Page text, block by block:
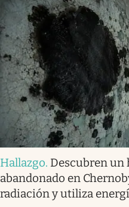
Hallazgo. Descubren un
abandonado en
radiación y utiliza